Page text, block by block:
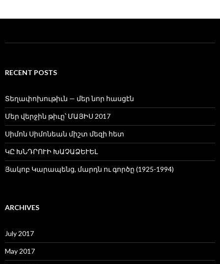
RECENT POSTS
Տեղափոխութիւն — մեր նոր հասցէն
Մեր վերջին թիւը՝ ՄԱՅԻՍ 2017
Սիմոն Սիմոնեան միշտ մեզի հետ
ԿԸ ԽՆԴՐՈՒԻ ԽԱՉԱՁԵՒԵԼ
Յակոբ Կարապենց, մարդն ու գործը (1925-1994)
ARCHIVES
July 2017
May 2017